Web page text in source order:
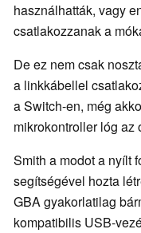
használhatták, vagy
csatlakozzanak a
De ez nem csak
a linkkábellel
a Switch-en, még
mikrokontroller lóg az
Smith a modot a nyílt
segítségével hozta
GBA gyakorlatilag
kompatibilis USB-